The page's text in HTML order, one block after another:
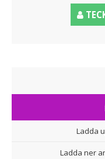
Ladda
Ladda ner